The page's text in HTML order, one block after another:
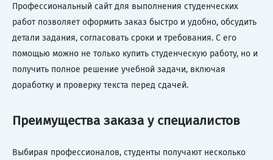
Профессиональный сайт для выполнения студенческих
работ позволяет оформить заказ быстро и удобно, обсудить
детали задания, согласовать сроки и требования. С его
помощью можно не только купить студенческую работу, но и
получить полное решение учебной задачи, включая
доработку и проверку текста перед сдачей.
Преимущества заказа у специалистов
Выбирая профессионалов, студенты получают несколько